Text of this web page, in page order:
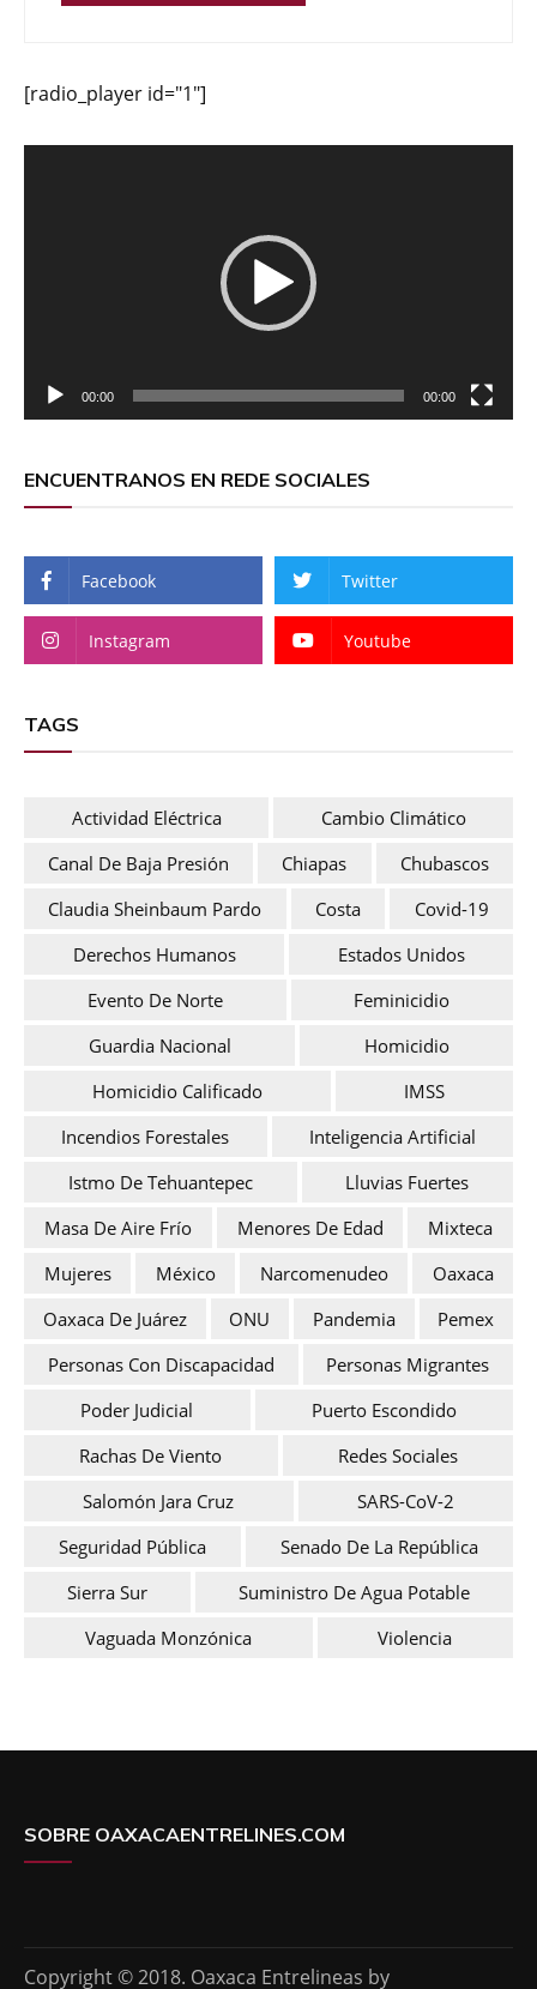
[radio_player id="1"]
00:00 00:00
ENCUENTRANOS EN REDE SOCIALES
Facebook Twitter
Instagram Youtube
TAGS
Actividad Eléctrica
Cambio Climático
Canal De Baja Presión
Chiapas
Chubascos
Claudia Sheinbaum Pardo
Costa
Covid-19
Derechos Humanos
Estados Unidos
Evento De Norte
Feminicidio
Guardia Nacional
Homicidio
Homicidio Calificado
IMSS
Incendios Forestales
Inteligencia Artificial
Istmo De Tehuantepec
Lluvias Fuertes
Masa De Aire Frío
Menores De Edad
Mixteca
Mujeres
México Narcomenudeo
Oaxaca
Oaxaca De Juárez
ONU Pandemia
Pemex
Personas Con Discapacidad
Personas Migrantes
Poder Judicial
Puerto Escondido
Rachas De Viento
Redes Sociales
Salomón Jara Cruz
SARS-CoV-2
Seguridad Pública
Senado De La República
Sierra Sur
Suministro De Agua Potable
Vaguada Monzónica
Violencia
SOBRE OAXACAENTRELINES.COM
Copyright © 2018. Oaxaca Entrelineas by